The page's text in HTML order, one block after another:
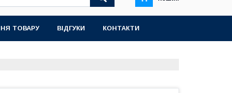
ТОВАРУ ВІДГУКИ КОНТАКТИ